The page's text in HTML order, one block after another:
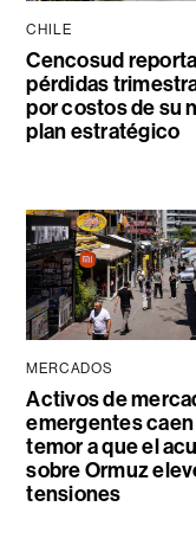
CHILE
Cencosud reporta
pérdidas
por costos de su
plan estratégico
MERCADOS
Activos de
emergentes
temor a que el
sobre Ormuz
tensiones